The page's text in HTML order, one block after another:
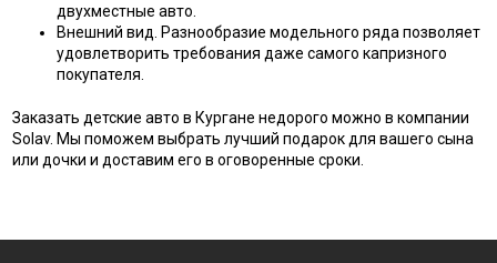
двухместные авто.
Внешний вид. Разнообразие модельного ряда позволяет
удовлетворить требования даже самого капризного
покупателя.
Заказать детские авто в Кургане недорого можно в компании
Solav. Мы поможем выбрать лучший подарок для вашего сына
или дочки и доставим его в оговоренные сроки.